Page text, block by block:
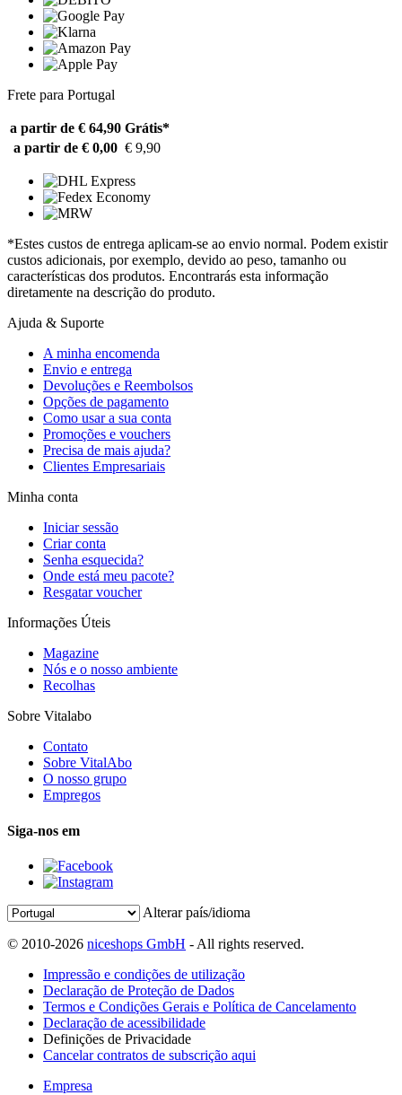
Frete para Portugal
a partir de € 64,90 Grátis*
a partir de € 0,00 € 9,90
*Estes custos de entrega aplicam-se ao envio normal. Podem existir
custos adicionais, por exemplo, devido ao peso, tamanho ou
características dos produtos. Encontrarás esta informação
diretamente na descrição do produto.
Ajuda & Suporte
A minha encomenda
Envio e entrega
Devoluções e Reembolsos
Opções de pagamento
Como usar a sua conta
Promoções e vouchers
Precisa de mais ajuda?
Clientes Empresariais
Minha conta
Iniciar sessão
Criar conta
Senha esquecida?
Onde está meu pacote?
Resgatar voucher
Informações Úteis
Magazine
Nós e o nosso ambiente
Recolhas
Sobre Vitalabo
Contato
Sobre VitalAbo
O nosso grupo
Empregos
Siga-nos em
Alterar país/idioma
© 2010-2026 niceshops GmbH - All rights reserved.
Impressão e condições de utilização
Declaração de Proteção de Dados
Termos e Condições Gerais e Política de Cancelamento
Declaração de acessibilidade
Definições de Privacidade
Cancelar contratos de subscrição aqui
Empresa